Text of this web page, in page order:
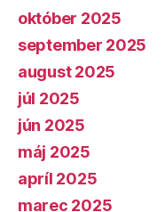
október 2025
september 2025
august 2025
júl 2025
jún 2025
máj 2025
apríl 2025
marec 2025